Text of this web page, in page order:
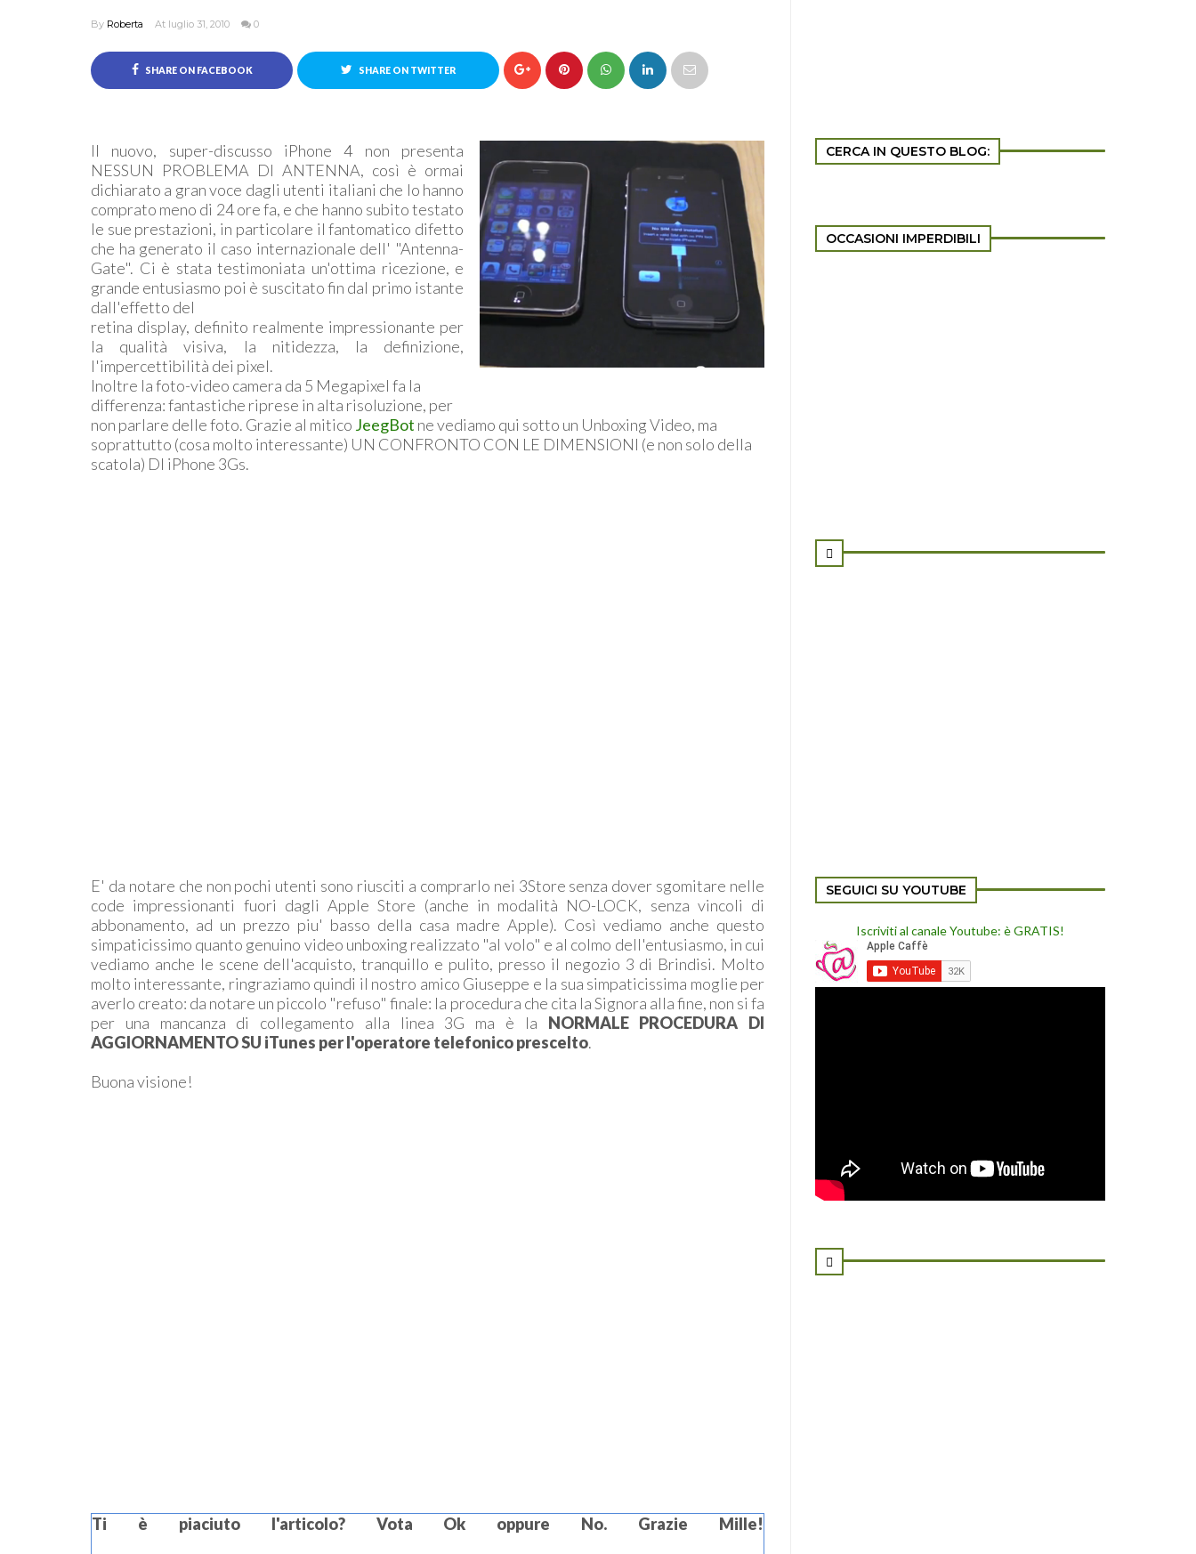
By Roberta At luglio 31, 2010 0
SHARE ON FACEBOOK SHARE ON TWITTER
Il nuovo, super-discusso iPhone 4 non presenta
NESSUN PROBLEMA DI ANTENNA, così è ormai
dichiarato a gran voce dagli utenti italiani che lo hanno
comprato meno di 24 ore fa, e che hanno subito testato
le sue prestazioni, in particolare il fantomatico difetto
che ha generato il caso internazionale dell' "Antenna-
Gate". Ci è stata testimoniata un'ottima ricezione, e
grande entusiasmo poi è suscitato fin dal primo istante
dall'effetto del
retina display, definito realmente impressionante per
la qualità visiva, la nitidezza, la definizione,
l'impercettibilità dei pixel.
Inoltre la foto-video camera da 5 Megapixel fa la
differenza: fantastiche riprese in alta risoluzione, per
non parlare delle foto. Grazie al mitico JeegBot ne vediamo qui sotto un Unboxing Video, ma
soprattutto (cosa molto interessante) UN CONFRONTO CON LE DIMENSIONI (e non solo della
scatola) DI iPhone 3Gs.
E' da notare che non pochi utenti sono riusciti a comprarlo nei 3Store senza dover sgomitare nelle
code impressionanti fuori dagli Apple Store (anche in modalità NO-LOCK, senza vincoli di
abbonamento, ad un prezzo piu' basso della casa madre Apple). Così vediamo anche questo
simpaticissimo quanto genuino video unboxing realizzato "al volo" e al colmo dell'entusiasmo, in cui
vediamo anche le scene dell'acquisto, tranquillo e pulito, presso il negozio 3 di Brindisi. Molto
molto interessante, ringraziamo quindi il nostro amico Giuseppe e la sua simpaticissima moglie per
averlo creato: da notare un piccolo "refuso" finale: la procedura che cita la Signora alla fine, non si fa
per una mancanza di collegamento alla linea 3G ma è la NORMALE PROCEDURA DI
AGGIORNAMENTO SU iTunes per l'operatore telefonico prescelto.
Buona visione!
Ti è piaciuto l'articolo? Vota Ok oppure No. Grazie Mille!
CERCA IN QUESTO BLOG:
OCCASIONI IMPERDIBILI

SEGUICI SU YOUTUBE
Iscriviti al canale Youtube: è GRATIS!
